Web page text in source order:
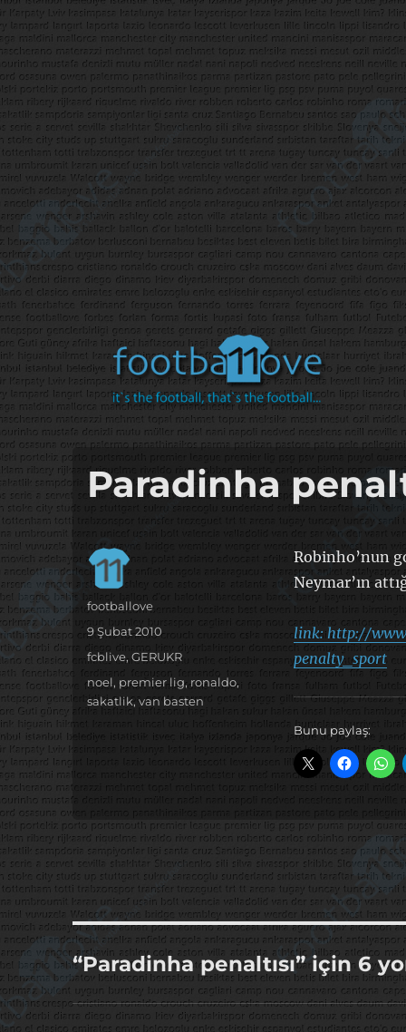
footbaLLove
it's the football, that's the football…
Paradinha
Robinho’nun
Neymar’ın
link: http://
penalty_sport
Bunu paylaş:
Yazar
footballove
Yayın
tarihi
9 Şubat 2010
Kategoriler
fcblive,GERUKR
Etiketler
noel, premier lig, ronaldo,
sakatlik,van basten
“Paradinha penaltısı” için 6